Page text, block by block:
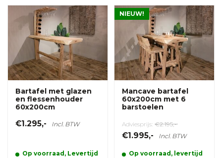
Bartafel met glazen
en flessenhouder
60x200cm
€1.295,- Incl. BTW
Op voorraad, Levertijd
NIEUW!
Mancave bartafel
60x200cm met 6
barstoelen
Adviesprijs: €2.195,-
€1.995,- Incl. BTW
Op voorraad, levertijd